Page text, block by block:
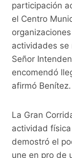
participación
el Centro
actividades se
Señor
encomendó
afirmó Benítez.
La Gran
actividad
demostró el
une en pro de